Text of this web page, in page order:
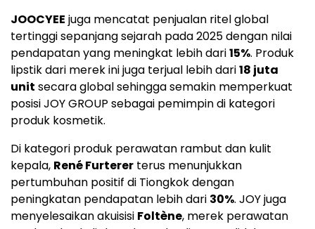
JOOCYEE juga mencatat penjualan ritel global
tertinggi sepanjang sejarah pada 2025 dengan nilai
pendapatan yang meningkat lebih dari15%. Produk
lipstik dari merek ini juga terjual lebih dari18 juta
unit secara global sehingga semakin memperkuat
posisi JOY GROUP sebagai pemimpin di kategori
produk kosmetik.
Di kategori produk perawatan rambut dan kulit
kepala, René Furterer terus menunjukkan
pertumbuhan positif di Tiongkok dengan
peningkatan pendapatan lebih dari 30%. JOY juga
menyelesaikan akuisisi Foltène, merek perawatan